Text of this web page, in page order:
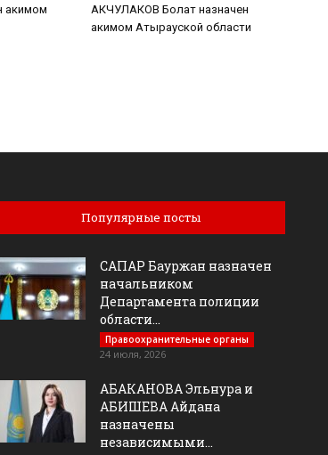
акимом
АКЧУЛАКОВ Болат назначен
акимом Атырауской области
Популярные посты
САПАР Бауржан назначен
начальником
Департамента полиции
области...
Правоохранительные органы
24 июля, 2026
АБАКАНОВА Эльнура и
АБИШЕВА Айдана
назначены
независимыми...